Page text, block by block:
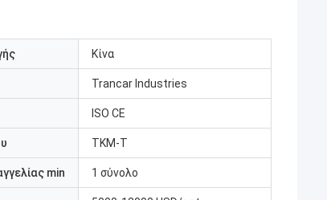
Κίνα
Trancar Industries
ISO CE
ΤΚΜ-Τ
min 1 σύνολο